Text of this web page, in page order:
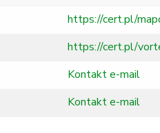
https://cert.pl/
https://cert.pl/
Kontakt e-mail
Kontakt e-mail